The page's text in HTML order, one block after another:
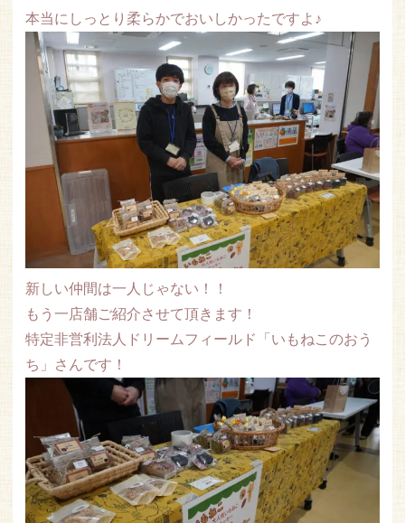
本当にしっとり柔らかでおいしかったですよ♪
新しい仲間は一人じゃない！！
もう一店舗ご紹介させて頂きます！
特定非営利法人ドリームフィールド「いもねこのおう
ち」さんです！